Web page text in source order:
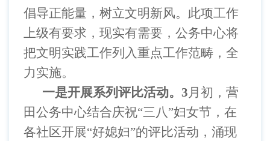
倡导正能量，树立文明新风。此项工作
上级有要求，现实有需要，公务中心将
把文明实践工作列入重点工作范畴，全
力实施。
一是开展系列评比活动。3月初，营
田公务中心结合庆祝“三八”妇女节，在
各社区开展“好媳妇”的评比活动，涌现